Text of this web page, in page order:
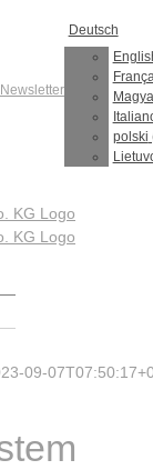
Newsletter
Deutsch
polski
09-